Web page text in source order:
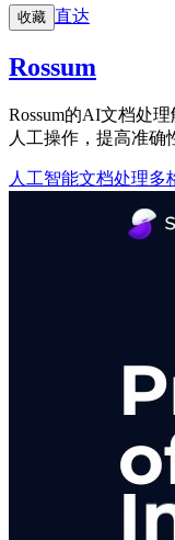
收藏 直达
Rossum
Rossum的AI文档处
人工操作，提高准确
人工智能文档处理多